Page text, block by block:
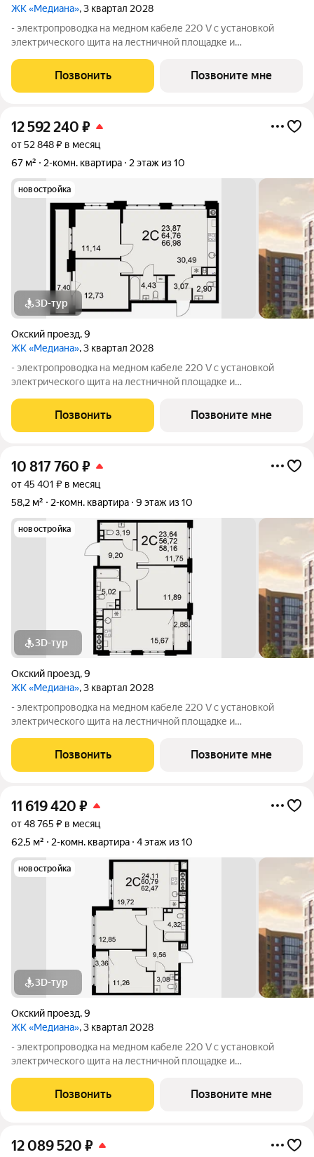
ЖК «Медиана», 3 квартал 2028
- электропроводка на медном кабеле 220 V с установкой
электрического щита на лестничной площадке и
стен, кроме стен лоджий, откосов дверных и оконных
проемов, ниш прохождения стояков
Позвонить Позвоните мне
12 592 240 ₽
от 52 848 ₽ в месяц
67 м²
2-комн. квартира 2 этаж из 10
новостройка
3D-тур
Окский проезд,9
ЖК «Медиана», 3 квартал 2028
- электропроводка на медном кабеле 220 V с установкой
электрического щита на лестничной площадке и
стен, кроме стен лоджий, откосов дверных и оконных
проемов, ниш прохождения стояков
Позвонить Позвоните мне
10 817 760 ₽
от 45 401 ₽ в месяц
58,2 м²
2-комн. квартира 9 этаж из 10
новостройка
3D-тур
Окский проезд,9
ЖК «Медиана», 3 квартал 2028
- электропроводка на медном кабеле 220 V с установкой
электрического щита на лестничной площадке и
стен, кроме стен лоджий, откосов дверных и оконных
проемов, ниш прохождения стояков
Позвонить Позвоните мне
11 619 420 ₽
от 48 765 ₽ в месяц
62,5 м²
2-комн. квартира 4 этаж из 10
новостройка
3D-тур
Окский проезд,9
ЖК «Медиана», 3 квартал 2028
- электропроводка на медном кабеле 220 V с установкой
электрического щита на лестничной площадке и
стен, кроме стен лоджий, откосов дверных и оконных
проемов, ниш прохождения стояков
Позвонить Позвоните мне
12 089 520 ₽